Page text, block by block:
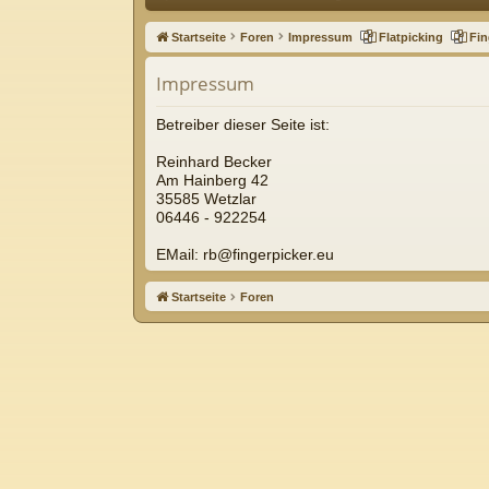
ne
llz
ug
riff
Startseite Foren Impressum Flatpicking
Impressum
Betreiber dieser Seite ist:
Reinhard Becker
Am Hainberg 42
35585 Wetzlar
06446 - 922254
EMail: rb@fingerpicker.eu
Startseite Foren